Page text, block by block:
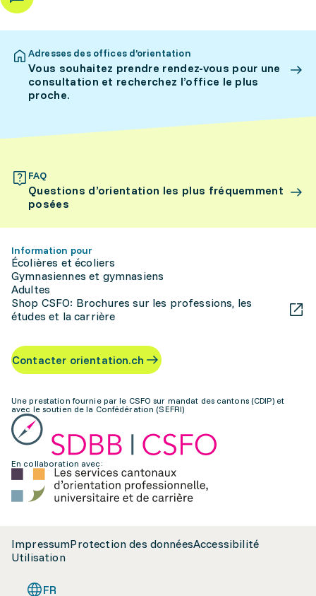
Adresses des offices d’orientation
Vous souhaitez prendre rendez-vous pour une
consultation et recherchez l’office le plus
proche.
FAQ
Questions d’orientation les plus fréquemment
posées
Information pour
Écolières et écoliers
Gymnasiennes et gymnasiens
Adultes
Shop CSFO: Brochures sur les professions, les
études et la carrière
Contacter orientation.ch
Une prestation fournie par le CSFO sur mandat des cantons (CDIP) et
avec le soutien de la Confédération (SEFRI)
En collaboration avec:
ImpressumProtection des donnéesAccessibilité
Utilisation
FR